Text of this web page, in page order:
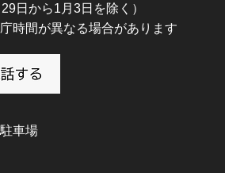
日から1月3日を除く）
時間が異なる場合があります
車場